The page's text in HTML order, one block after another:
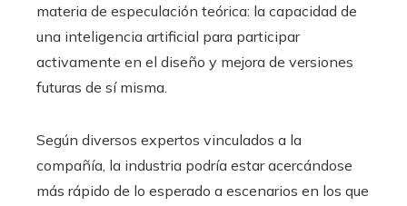
materia de especulación teórica: la capacidad de
una inteligencia artificial para participar
activamente en el diseño y mejora de versiones
futuras de sí misma.
Según diversos expertos vinculados a la
compañía, la industria podría estar acercándose
más rápido de lo esperado a escenarios en los que